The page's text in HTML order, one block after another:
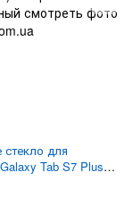
стекло для
Tab S7 Plus
Glass